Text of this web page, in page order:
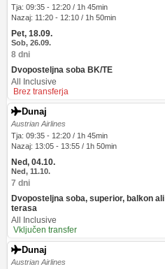
Tja: 09:35 - 12:20 / 1h 45min
Nazaj: 11:20 - 12:10 / 1h 50min
Pet, 18.09.
Sob, 26.09.
8 dni
Dvoposteljna soba BK/TE
All Inclusive
Brez transferja
Dunaj
Austrian Airlines
Tja: 09:35 - 12:20 / 1h 45min
Nazaj: 13:05 - 13:55 / 1h 50min
Ned, 04.10.
Ned, 11.10.
7 dni
Dvoposteljna soba, superior, balkon ali
terasa
All Inclusive
Vključen transfer
Dunaj
Austrian Airlines